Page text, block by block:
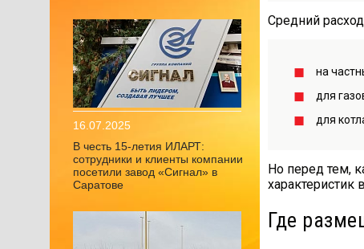
16.07.2025
В честь 15-летия ИЛАРТ:
сотрудники и клиенты компании
посетили завод «Сигнал» в
Саратове
Средний
на
для
для
Но перед тем,
характеристик
Где